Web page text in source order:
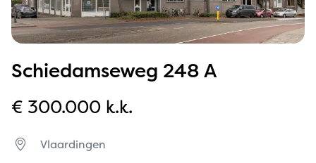
Schiedamseweg 248 A
€ 300.000 k.k.
Vlaardingen